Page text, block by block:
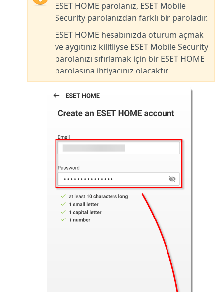
ESET HOME parolanız, ESET Mobile
Security parolanızdan farklı bir paroladır.
ESET HOME hesabınızda oturum açmak
ve aygıtınız kilitliyse ESET Mobile Security
parolanızı sıfırlamak için bir ESET HOME
parolasına ihtiyacınız olacaktır.